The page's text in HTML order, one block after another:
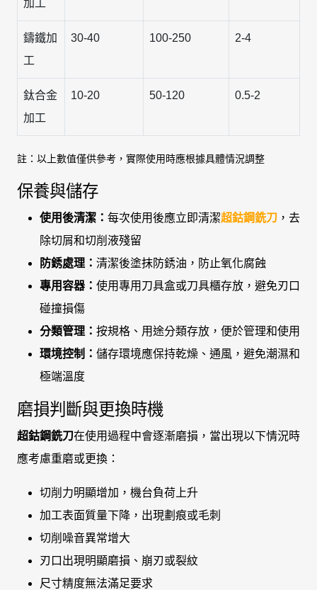
加工
鑄鐵加
工
30-40 100-250 2-4
鈦合金
加工
10-20 50-120 0.5-2
註：以上數值僅供參考，實際使用時應根據具體情況調整
保養與儲存
使用後清潔： 每次使用後應立即清潔超鈷鋼銑刀 ，去
除切屑和切削液殘留
防銹處理： 清潔後塗抹防銹油，防止氧化腐蝕
專用容器： 使用專用刀具盒或刀具櫃存放，避免刃口
碰撞損傷
分類管理： 按規格、用途分類存放，便於管理和使用
環境控制： 儲存環境應保持乾燥、通風，避免潮濕和
極端溫度
磨損判斷與更換時機
超鈷鋼銑刀在使用過程中會逐漸磨損，當出現以下情況時
應考慮重磨或更換：
切削力明顯增加，機台負荷上升
加工表面質量下降，出現劃痕或毛刺
切削噪音異常增大
刃口出現明顯磨損、崩刃或裂紋
尺寸精度無法滿足要求